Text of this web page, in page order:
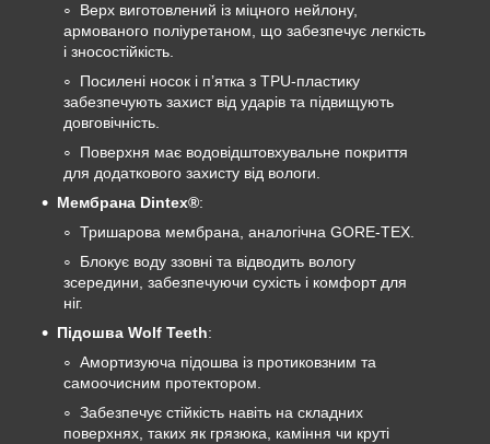
Верх виготовлений із міцного нейлону,
армованого поліуретаном, що забезпечує легкість
і зносостійкість.
Посилені носок і п’ятка з TPU-пластику
забезпечують захист від ударів та підвищують
довговічність.
Поверхня має водовідштовхувальне покриття
для додаткового захисту від вологи.
Мембрана Dintex®:
Тришарова мембрана, аналогічна GORE-TEX.
Блокує воду ззовні та відводить вологу
зсередини, забезпечуючи сухість і комфорт для
ніг.
Підошва Wolf Teeth:
Амортизуюча підошва із протиковзним та
самоочисним протектором.
Забезпечує стійкість навіть на складних
поверхнях, таких як грязюка, каміння чи круті